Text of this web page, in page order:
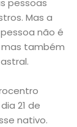
pessoas
Mas a
não é
mas também
21 de
nativo.